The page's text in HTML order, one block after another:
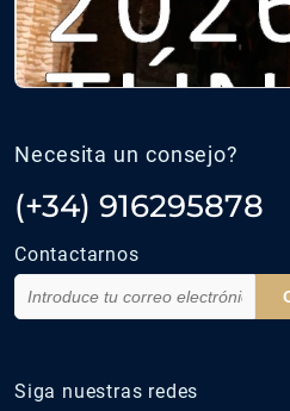
Necesita un consejo?
(+34) 916295878
Contactarnos
Siga nuestras redes